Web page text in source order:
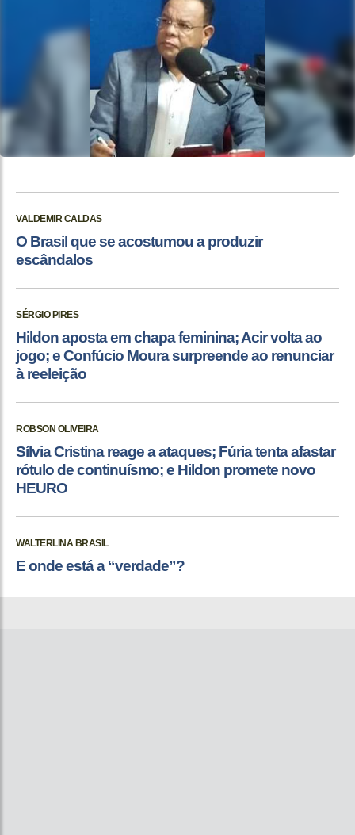
VALDEMIR CALDAS
O Brasil que se acostumou a produzir
escândalos
SÉRGIO PIRES
Hildon aposta em chapa feminina; Acir volta ao
jogo; e Confúcio Moura surpreende ao renunciar
à reeleição
ROBSON OLIVEIRA
Sílvia Cristina reage a ataques; Fúria tenta afastar
rótulo de continuísmo; e Hildon promete novo
HEURO
WALTERLINA BRASIL
E onde está a “verdade”?